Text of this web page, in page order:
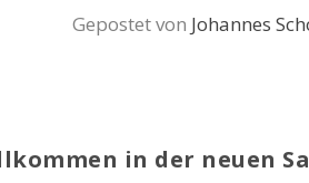
Gepostet von Johannes
in der neuen